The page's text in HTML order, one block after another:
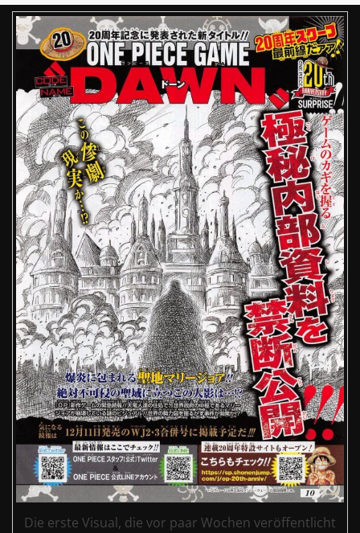
Die erste Visual, die vor paar Wochen veröffentlicht